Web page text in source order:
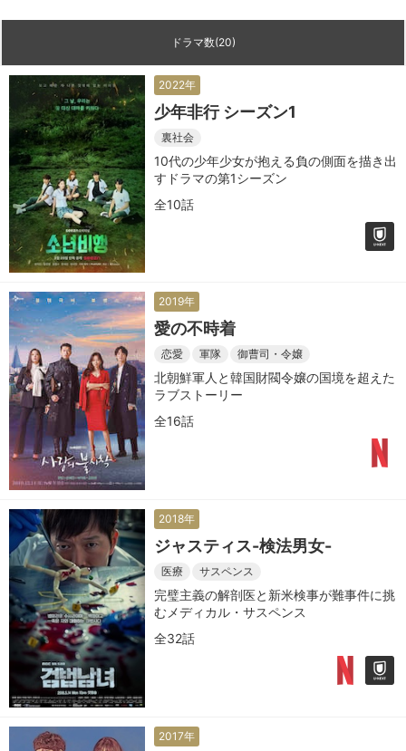
ドラマ数(20)
2022年
少年非行 シーズン1
裏社会
10代の少年少女が抱える負の側面を描き出
すドラマの第1シーズン
全10話
2019年
愛の不時着
恋愛 軍隊 御曹司・令嬢
北朝鮮軍人と韓国財閥令嬢の国境を超えた
ラブストーリー
全16話
2018年
ジャスティス-検法男女-
医療 サスペンス
完璧主義の解剖医と新米検事が難事件に挑
むメディカル・サスペンス
全32話
2017年